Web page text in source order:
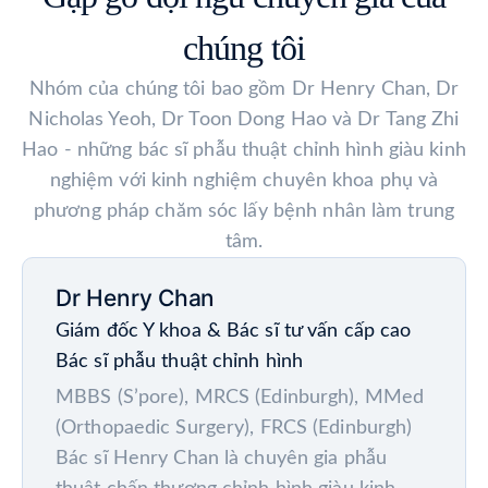
trị liệu—đảm bảo an toàn và tối ưu phục hồi.
chúng tôi
Nhóm của chúng tôi bao gồm Dr Henry Chan, Dr
Nicholas Yeoh, Dr Toon Dong Hao và Dr Tang Zhi
Hao - những bác sĩ phẫu thuật chỉnh hình giàu kinh
nghiệm với kinh nghiệm chuyên khoa phụ và
phương pháp chăm sóc lấy bệnh nhân làm trung
tâm.
Dr Henry Chan
Giám đốc Y khoa & Bác sĩ tư vấn cấp cao
Bác sĩ phẫu thuật chỉnh hình
MBBS (S’pore), MRCS (Edinburgh), MMed
(Orthopaedic Surgery), FRCS (Edinburgh)
Bác sĩ Henry Chan là chuyên gia phẫu